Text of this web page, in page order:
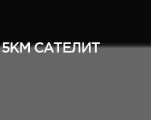
5KM САТЕЛИТ